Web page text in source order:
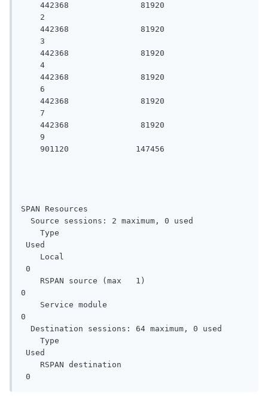
442368               81920
2
442368               81920
3
442368               81920
4
442368               81920
6
442368               81920
7
442368               81920
9
901120              147456
SPAN Resources
Source sessions: 2 maximum, 0 used
Type
Used
Local
0
RSPAN source (max   1)
0
Service module
0
Destination sessions: 64 maximum, 0 used
Type
Used
RSPAN destination
0